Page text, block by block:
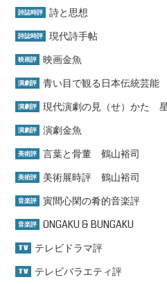
詩誌時評 詩と思想
詩誌時評 現代詩手帖
映画評 映画金魚
演劇評 青い目で観る日本伝統芸能
演劇評 現代演劇の見（せ）かた
演劇評 演劇金魚
美術評 言葉と骨董 鶴山裕司
美術評 美術展時評 鶴山裕司
音楽評 寅間心閑の肴的音楽評
音楽評 ONGAKU & BUNGAKU
TV テレビドラマ評
TV テレビバラエティ評